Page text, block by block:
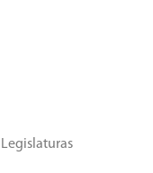
Legislaturas